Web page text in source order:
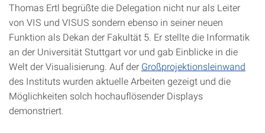
Thomas Ertl begrüßte die Delegation nicht nur als Leiter
von VIS und VISUS sondern ebenso in seiner neuen
Funktion als Dekan der Fakultät 5. Er stellte die Informatik
an der Universität Stuttgart vor und gab Einblicke in die
Welt der Visualisierung. Auf der Großprojektionsleinwand
des Instituts wurden aktuelle Arbeiten gezeigt und die
Möglichkeiten solch hochauflösender Displays
demonstriert.